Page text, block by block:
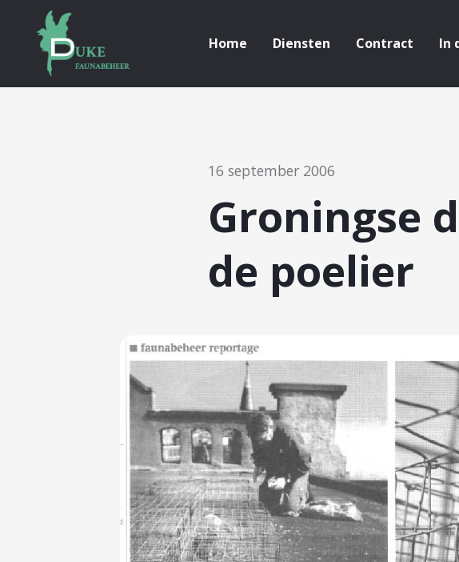
Home Diensten Contract In
16 september 2006
Groningse
de poelier